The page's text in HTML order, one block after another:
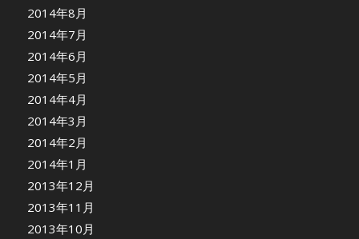
2014年8月
2014年7月
2014年6月
2014年5月
2014年4月
2014年3月
2014年2月
2014年1月
2013年12月
2013年11月
2013年10月